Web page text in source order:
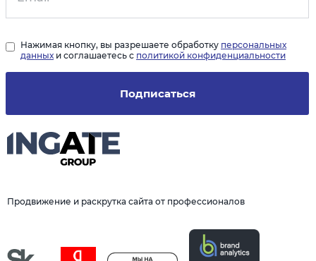
Продвижение и раскрутка сайта от профессионалов
Подписаться
Нажимая кнопку, вы разрешаете обработку персональных
данных и соглашаетесь с политикой конфиденциальности